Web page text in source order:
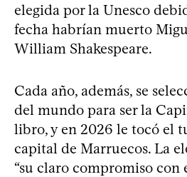
elegida por la Unesco
fecha habrían muerto
William Shakespeare.
Cada año, además, se
del mundo para ser la
libro, y en 2026 le tocó el
capital de Marruecos. La
“su claro compromiso con